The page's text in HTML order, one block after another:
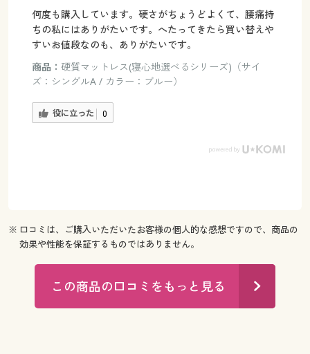
何度も購入しています。硬さがちょうどよくて、腰痛持
ちの私にはありがたいです。へたってきたら買い替えや
すいお値段なのも、ありがたいです。
商品： 硬質マットレス(寝心地選べるシリーズ)（サイ
ズ：シングルA / カラー：ブルー）
役に立った 0
※ 口コミは、ご購入いただいたお客様の個人的な感想ですので、商品の
効果や性能を保証するものではありません。
この商品の口コミをもっと見る